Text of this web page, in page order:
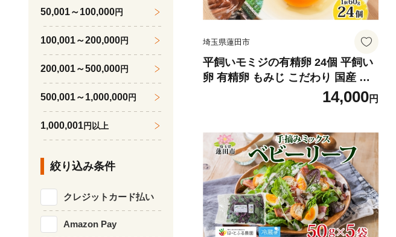
埼玉県蓮田市
平飼いモミジの有精卵 24個 平飼い
卵 有精卵 もみじ こだわり 国産 鶏
卵 赤玉 発酵飼料 濃厚 たまご かけ
ご飯 スイーツ お取り寄せ 産地直送
14,000円
50,001～100,000円
100,001～200,000円
200,001～500,000円
500,001～1,000,000円
1,000,001円以上
絞り込み条件
クレジットカード払い
Amazon Pay